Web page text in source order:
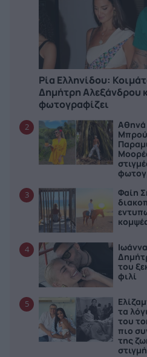
Ρία Ελληνίδου:
Δημήτρη Αλεξάνδρου
φωτογραφίζει
2
Αθηνά
3
Φαίη
4
του
φιλί
5
τα
του
πιο
της